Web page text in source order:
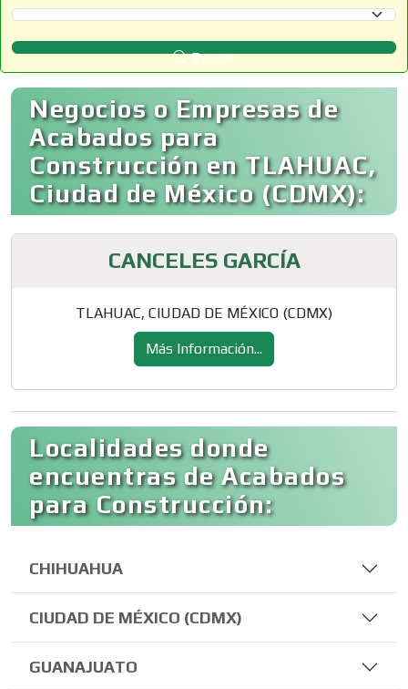
Selecciona un Municipio
Buscar
Negocios o Empresas de
Acabados para
Construcción en TLAHUAC,
Ciudad de México (CDMX):
CANCELES GARCÍA
TLAHUAC, CIUDAD DE MÉXICO (CDMX)
Más Información...
Localidades donde
encuentras de Acabados
para Construcción:
CHIHUAHUA
CIUDAD DE MÉXICO (CDMX)
GUANAJUATO